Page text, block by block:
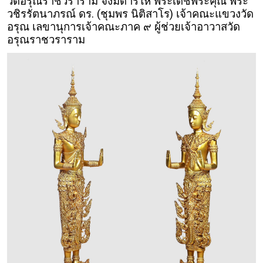
วชิรรัตนาภรณ์ ดร. (ชุมพร นิติสาโร) เจ้าคณะแขวงวัด
อรุณ เลขานุการเจ้าคณะภาค ๙ ผู้ช่วยเจ้าอาวาสวัด
อรุณราชวราราม